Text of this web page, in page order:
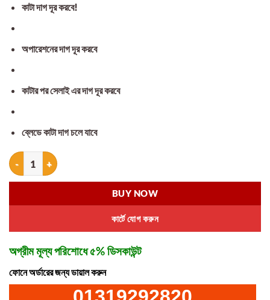
was:
কাটা দাগ দূর করবে!
অপারেশনের দাগ দূর করবে
কাটার পর সেলাই এর দাগ দূর করবে
ব্লেডে কাটা দাগ চলে যাবে
Acne Scar Removal Treatment Cream quantity
কার্টে যোগ করুন
BUY NOW
অগ্রীম মূল্য পরিশোধে ৫% ডিসকাউন্ট
ফোনে অর্ডারের জন্য ডায়াল করুন